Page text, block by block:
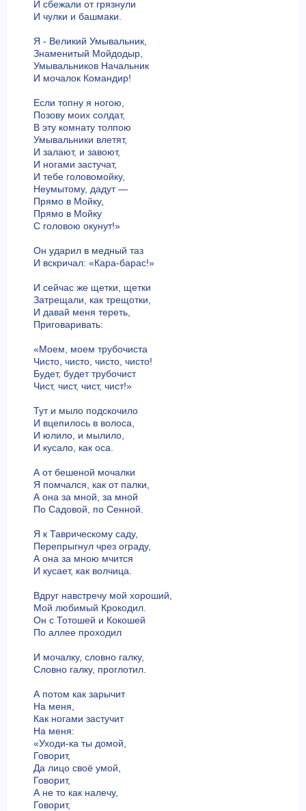
И сбежали от грязнули
И чулки и башмаки.
Я - Великий Умывальник,
Знаменитый Мойдодыр,
Умывальников Начальник
И мочалок Командир!
Если топну я ногою,
Позову моих солдат,
В эту комнату толпою
Умывальники влетят,
И залают, и завоют,
И ногами застучат,
И тебе головомойку,
Неумытому, дадут —
Прямо в Мойку,
Прямо в Мойку
С головою окунут!»
Он ударил в медный таз
И вскричал: «Кара-барас!»
И сейчас же щетки, щетки
Затрещали, как трещотки,
И давай меня тереть,
Приговаривать:
«Моем, моем трубочиста
Чисто, чисто, чисто, чисто!
Будет, будет трубочист
Чист, чист, чист, чист!»
Тут и мыло подскочило
И вцепилось в волоса,
И юлило, и мылило,
И кусало, как оса.
А от бешеной мочалки
Я помчался, как от палки,
А она за мной, за мной
По Садовой, по Сенной.
Я к Таврическому саду,
Перепрыгнул чрез ограду,
А она за мною мчится
И кусает, как волчица.
Вдруг навстречу мой хороший,
Мой любимый Крокодил.
Он с Тотошей и Кокошей
По аллее проходил
И мочалку, словно галку,
Словно галку, проглотил.
А потом как зарычит
На меня,
Как ногами застучит
На меня:
«Уходи-ка ты домой,
Говорит,
Да лицо своё умой,
Говорит,
А не то как налечу,
Говорит,